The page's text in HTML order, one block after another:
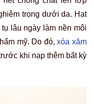
trọng dưới da. Hạt
lâu ngày làm nền môi
mỹ. Do đó,xóa xăm
khi nạp thêm bất kỳ